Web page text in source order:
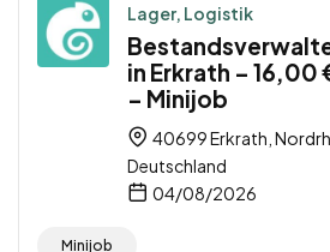
Lager, Logistik
in Erkrath – 16,00
– Minijob
40699 Erkrath,
Deutschland
04/08/2026
Minijob